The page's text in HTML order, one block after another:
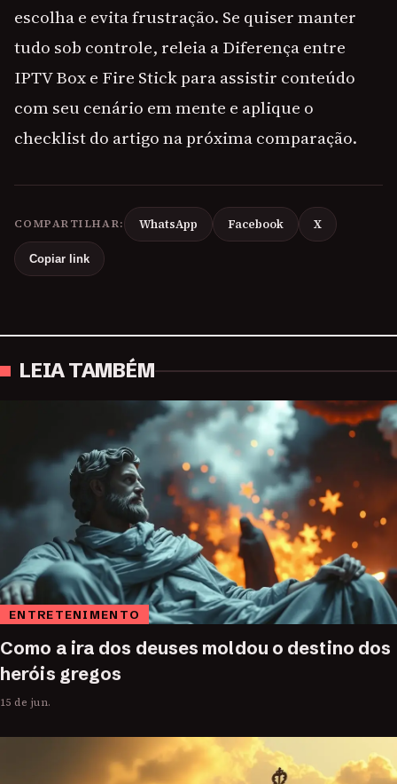
escolha e evita frustração. Se quiser manter
tudo sob controle, releia a Diferença entre
IPTV Box e Fire Stick para assistir conteúdo
com seu cenário em mente e aplique o
checklist do artigo na próxima comparação.
COMPARTILHAR: WhatsApp Facebook X
Copiar link
LEIA TAMBÉM
ENTRETENIMENTO
Como a ira dos deuses moldou o destino dos
heróis gregos
15 de jun.